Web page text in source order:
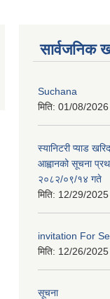
सार्वजनिक
Suchana
मिति: 01/08/
स्यानिटरी प्याड
आह्वानको सूचना
२०८२/०९/१४ गते
मिति: 12/29/
invitation For
मिति: 12/26/
सूचना